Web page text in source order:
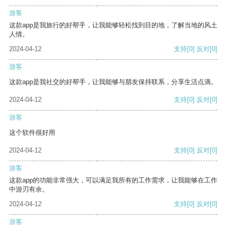
游客
这款app是我旅行的好帮手，让我能够轻松找到目的地，了解当地的风土
人情。
2024-04-12
支持[0] 反对[0]
游客
这款app是我社交的好帮手，让我能够与朋友保持联系，分享生活点滴。
2024-04-12 支持[0] 反对[0]
游客
这个软件很好用
2024-04-12 支持[0] 反对[0]
游客
这款app的功能非常强大，可以满足我所有的工作需求，让我能够在工作
中游刃有余。
2024-04-12
支持[0] 反对[0]
游客